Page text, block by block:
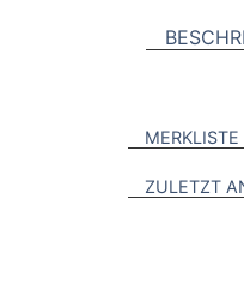
VERWEISE
MERKLISTE
ZULETZT